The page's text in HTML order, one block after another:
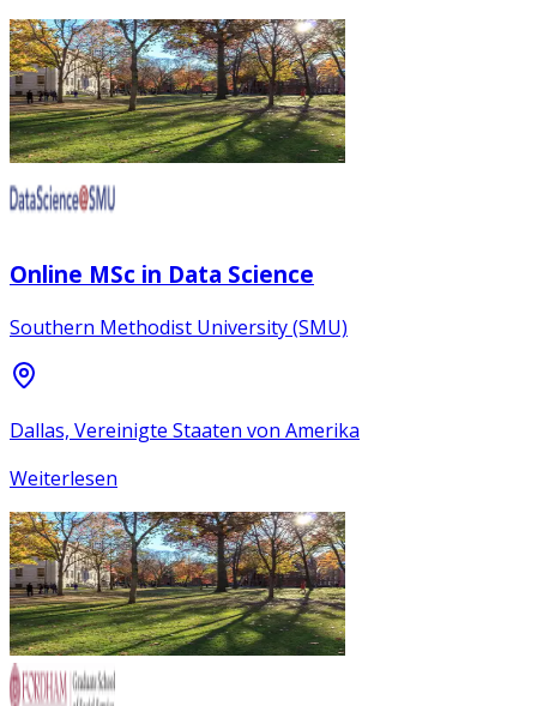
Online MSc in Data Science
Southern Methodist University (SMU)
Dallas, Vereinigte Staaten von Amerika
Weiterlesen